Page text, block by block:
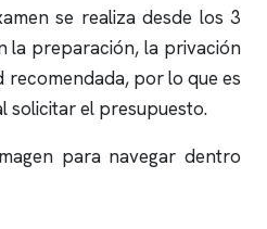
se realiza desde los 3
la preparación, la privación
recomendada, por lo que es
solicitar el presupuesto.
para navegar dentro